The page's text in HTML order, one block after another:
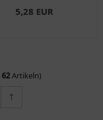
5,28 EUR
62Artikeln)